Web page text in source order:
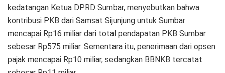
kedatangan Ketua DPRD Sumbar, menyebutkan bahwa
kontribusi PKB dari Samsat Sijunjung untuk Sumbar
mencapai Rp16 miliar dari total pendapatan PKB Sumbar
sebesar Rp575 miliar. Sementara itu, penerimaan dari opsen
pajak mencapai Rp10 miliar, sedangkan BBNKB tercatat